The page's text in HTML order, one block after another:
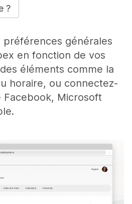
?
préférences générales
en fonction de vos
éléments comme la
horaire, ou connectez-
Microsoft